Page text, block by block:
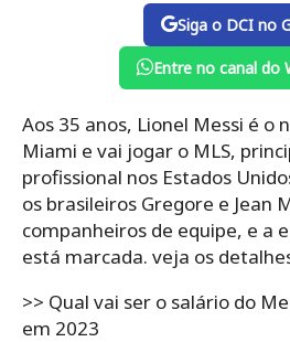
Siga o DCI no
Entre no canal do
Aos 35 anos, Lionel Messi é o
Miami e vai jogar o MLS,
profissional nos Estados
os brasileiros Gregore e Jean
companheiros de equipe, e a
está marcada. veja os
>> Qual vai ser o salário do
em 2023